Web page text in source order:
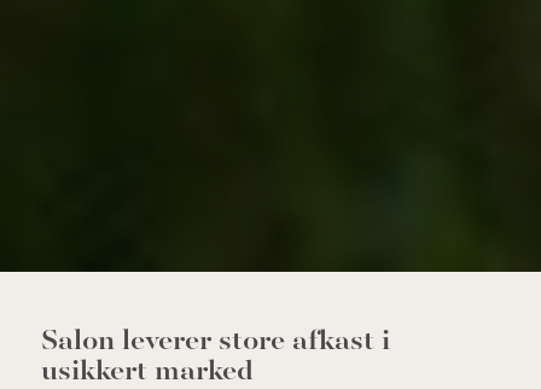
Salon leverer store afkast i
usikkert marked